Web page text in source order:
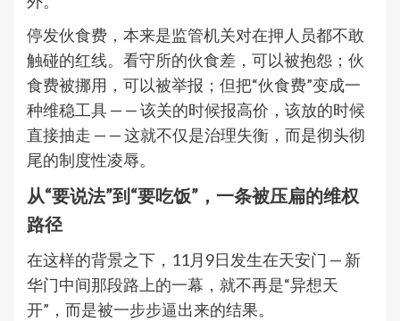
停发伙食费，本来是监管机关对在押人员都不敢
触碰的红线。看守所的伙食差，可以被抱怨；伙
食费被挪用，可以被举报；但把“伙食费”变成一
种维稳工具 — — 该关的时候报高价，该放的时候
直接抽走 — — 这就不仅是治理失衡，而是彻头彻
尾的制度性凌辱。
从“要说法”到“要吃饭”，一条被压扁的维权
路径
在这样的背景之下，11月9日发生在天安门 — 新
华门中间那段路上的一幕，就不再是“异想天
开”，而是被一步步逼出来的结果。